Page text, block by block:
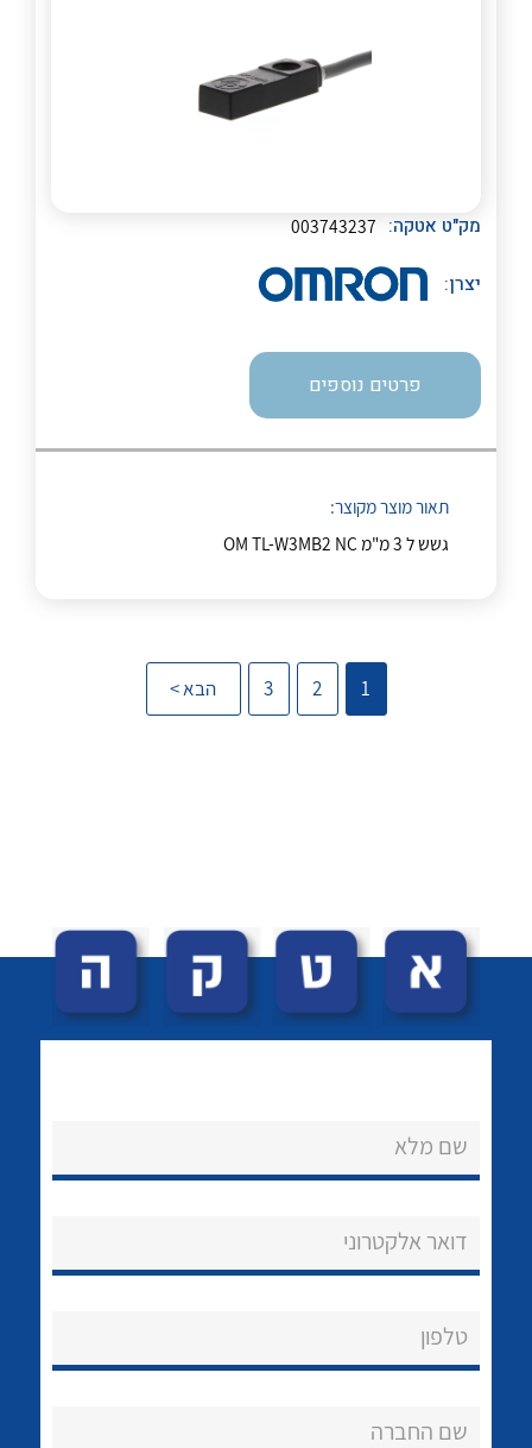
נקודות מכירה
הצוות שלנו
שירותי תמיכה
צור קשר
לכל מוצרי היצרן לכל מוצרי היצרן
לכל מוצרי היצרן
לכל מוצרי היצרן לכל מוצרי היצרן
לכל מוצרי היצרן
מק"ט אטקה: 003743237
יצרן:
פרטים נוספים
תאור מוצר מקוצר:
גשש ל 3 מ"מ OM TL-W3MB2 NC
1
2
3 הבא >
שם מלא
דואר אלקטרוני
טלפון
שם החברה